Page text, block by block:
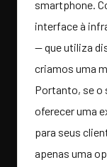
smartphone.
interface à
— que utiliza
criamos uma
Portanto, se o
oferecer uma
para seus
apenas uma